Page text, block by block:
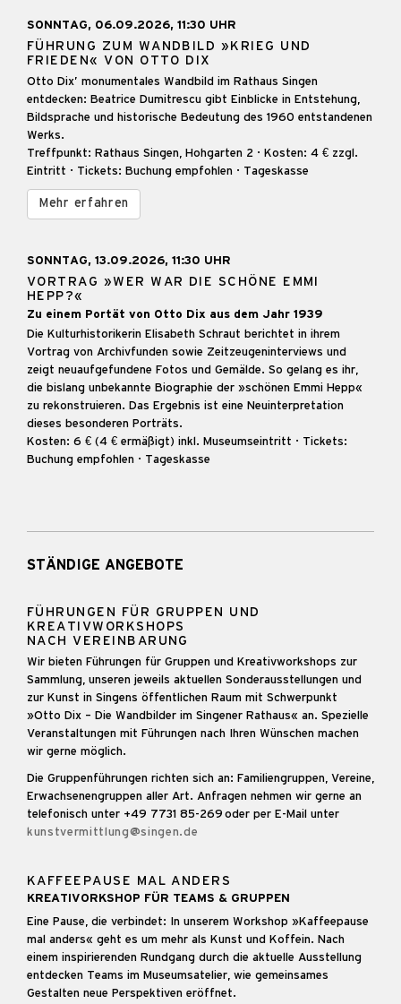
SONNTAG, 06.09.2026, 11:30 UHR
FÜHRUNG ZUM WANDBILD »KRIEG UND
FRIEDEN« VON OTTO DIX
Otto Dix’ monumentales Wandbild im Rathaus Singen
entdecken: Beatrice Dumitrescu gibt Einblicke in Entstehung,
Bildsprache und historische Bedeutung des 1960 entstandenen
Werks.
Treffpunkt: Rathaus Singen, Hohgarten 2 · Kosten: 4 € zzgl.
Eintritt · Tickets: Buchung empfohlen · Tageskasse
Mehr erfahren
SONNTAG, 13.09.2026, 11:30 UHR
VORTRAG »WER WAR DIE SCHÖNE EMMI
HEPP?«
Zu einem Portät von Otto Dix aus dem Jahr 1939
Die Kulturhistorikerin Elisabeth Schraut berichtet in ihrem
Vortrag von Archivfunden sowie Zeitzeugeninterviews und
zeigt neuaufgefundene Fotos und Gemälde. So gelang es ihr,
die bislang unbekannte Biographie der »schönen Emmi Hepp«
zu rekonstruieren. Das Ergebnis ist eine Neuinterpretation
dieses besonderen Porträts.
Kosten: 6 € (4 € ermäßigt) inkl. Museumseintritt · Tickets:
Buchung empfohlen · Tageskasse
STÄNDIGE ANGEBOTE
FÜHRUNGEN FÜR GRUPPEN UND
KREATIVWORKSHOPS
NACH VEREINBARUNG
Wir bieten Führungen für Gruppen und Kreativworkshops zur
Sammlung, unseren jeweils aktuellen Sonderausstellungen und
zur Kunst in Singens öffentlichen Raum mit Schwerpunkt
»Otto Dix – Die Wandbilder im Singener Rathaus« an. Spezielle
Veranstaltungen mit Führungen nach Ihren Wünschen machen
wir gerne möglich.
Die Gruppenführungen richten sich an: Familiengruppen, Vereine,
Erwachsenengruppen aller Art. Anfragen nehmen wir gerne an
telefonisch unter +49 7731 85-269 oder per E-Mail unter
kunstvermittlung@singen.de
KAFFEEPAUSE MAL ANDERS
KREATIVORKSHOP FÜR TEAMS & GRUPPEN
Eine Pause, die verbindet: In unserem Workshop »Kaffeepause
mal anders« geht es um mehr als Kunst und Koffein. Nach
einem inspirierenden Rundgang durch die aktuelle Ausstellung
entdecken Teams im Museumsatelier, wie gemeinsames
Gestalten neue Perspektiven eröffnet.